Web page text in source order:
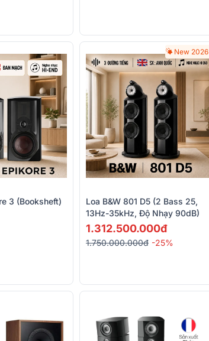
3 (Booksheft)
New 2026
Loa B&W 801 D5 (2 Bass 25,
13Hz-35kHz, Độ Nhạy 90dB)
1.312.500.000đ
1.750.000.000đ -25%